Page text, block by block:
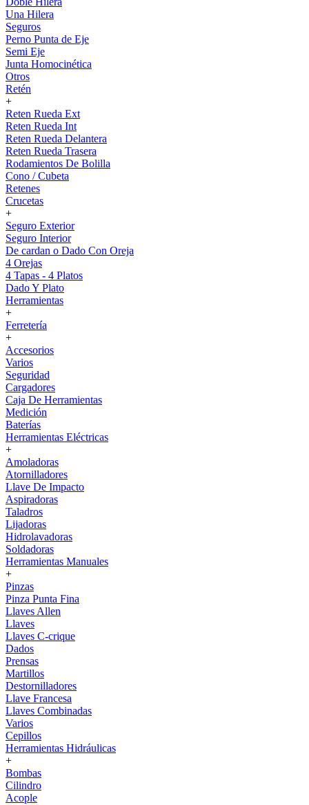
Una Hilera
Seguros
Perno Punta de Eje
Semi Eje
Junta Homocinética
Otros
Retén
+
Reten Rueda Ext
Reten Rueda Int
Reten Rueda Delantera
Reten Rueda Trasera
Rodamientos De Bolilla
Cono / Cubeta
Retenes
Crucetas
+
Seguro Exterior
Seguro Interior
De cardan o Dado Con Oreja
4 Orejas
4 Tapas - 4 Platos
Dado Y Plato
Herramientas
+
Ferretería
+
Accesorios
Varios
Seguridad
Cargadores
Caja De Herramientas
Medición
Baterías
Herramientas Eléctricas
+
Amoladoras
Atornilladores
Llave De Impacto
Aspiradoras
Taladros
Lijadoras
Hidrolavadoras
Soldadoras
Herramientas Manuales
+
Pinzas
Pinza Punta Fina
Llaves Allen
Llaves
Llaves C-crique
Dados
Prensas
Martillos
Destornilladores
Llave Francesa
Llaves Combinadas
Varios
Cepillos
Herramientas Hidráulicas
+
Bombas
Cilindro
Acople